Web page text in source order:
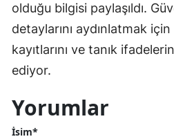
olduğu bilgisi paylaşıldı.
detaylarını aydınlatmak
kayıtlarını ve tanık
ediyor.
Yorumlar
İsim*